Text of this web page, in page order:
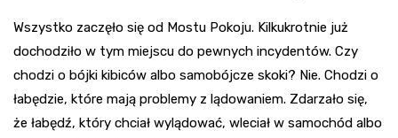
Wszystko zaczęło się od Mostu Pokoju. Kilkukrotnie już
dochodziło w tym miejscu do pewnych incydentów. Czy
chodzi o bójki kibiców albo samobójcze skoki? Nie. Chodzi o
łabędzie, które mają problemy z lądowaniem. Zdarzało się,
że łabędź, który chciał wylądować, wleciał w samochód albo